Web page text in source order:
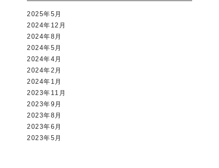
2025年5月
2024年12月
2024年8月
2024年5月
2024年4月
2024年2月
2024年1月
2023年11月
2023年9月
2023年8月
2023年6月
2023年5月